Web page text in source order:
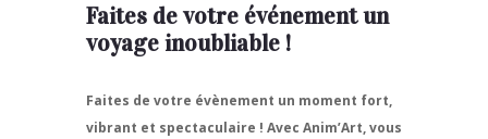
Faites de votre événement un
voyage inoubliable !
Faites de votre évènement un moment fort,
vibrant et spectaculaire ! Avec Anim’Art, vous